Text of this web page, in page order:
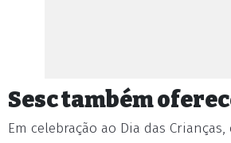
Sesc também
Em celebração ao Dia das Crianças,